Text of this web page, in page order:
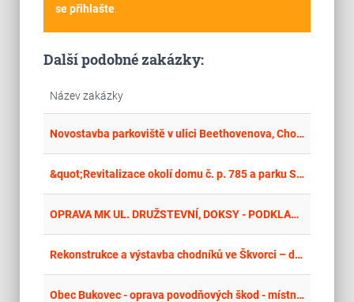
se přihlašte.
Další podobné zakázky:
Název zakázky
Novostavba parkoviště v ulici Beethovenova, Chomutov
&quot;Revitalizace okolí domu č. p. 785 a parku Smíření II v Hostinném“ – stavba a vegetační úpravy
OPRAVA MK UL. DRUŽSTEVNÍ, DOKSY - PODKLADNÍ VRSTVY + CHODNÍK
Rekonstrukce a výstavba chodníků ve Škvorci – další etapa
Obec Bukovec - oprava povodňových škod - místních komunikací